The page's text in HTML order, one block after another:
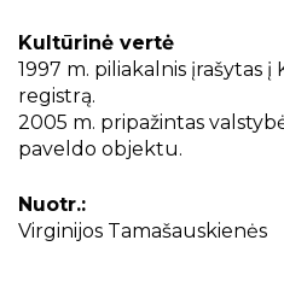
Kultūrinė vertė
1997 m. piliakalnis įrašytas
registrą.
2005 m. pripažintas
paveldo objektu.
Nuotr.:
Virginijos Tamašauskienės